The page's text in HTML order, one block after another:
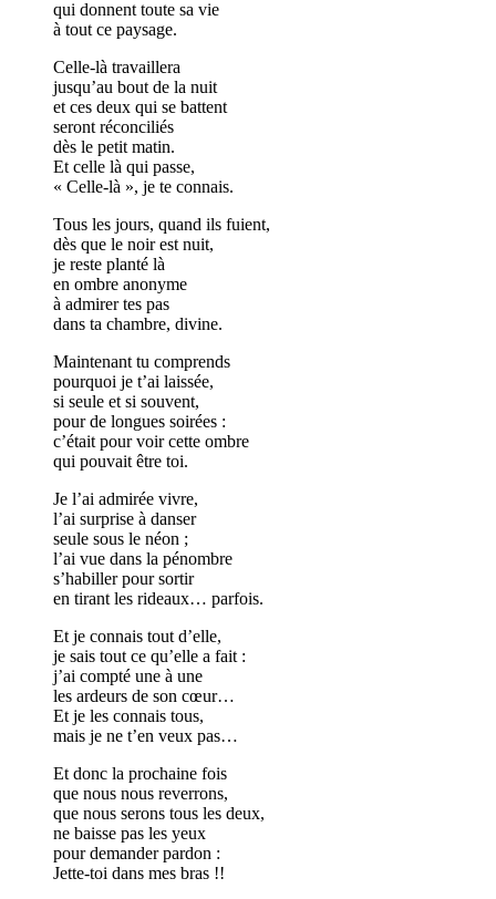
qui donnent toute sa vie
à tout ce paysage.
Celle-là travaillera
jusqu’au bout de la nuit
et ces deux qui se battent
seront réconciliés
dès le petit matin.
Et celle là qui passe,
« Celle-là », je te connais.
Tous les jours, quand ils fuient,
dès que le noir est nuit,
je reste planté là
en ombre anonyme
à admirer tes pas
dans ta chambre, divine.
Maintenant tu comprends
pourquoi je t’ai laissée,
si seule et si souvent,
pour de longues soirées :
c’était pour voir cette ombre
qui pouvait être toi.
Je l’ai admirée vivre,
l’ai surprise à danser
seule sous le néon ;
l’ai vue dans la pénombre
s’habiller pour sortir
en tirant les rideaux… parfois.
Et je connais tout d’elle,
je sais tout ce qu’elle a fait :
j’ai compté une à une
les ardeurs de son cœur…
Et je les connais tous,
mais je ne t’en veux pas…
Et donc la prochaine fois
que nous nous reverrons,
que nous serons tous les deux,
ne baisse pas les yeux
pour demander pardon :
Jette-toi dans mes bras !!